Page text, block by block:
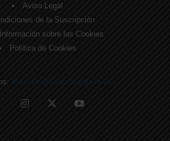
Aviso Legal
de la Suscripción
sobre las Cookies
Política de Cookies
direccion@lavozdelaribera.es